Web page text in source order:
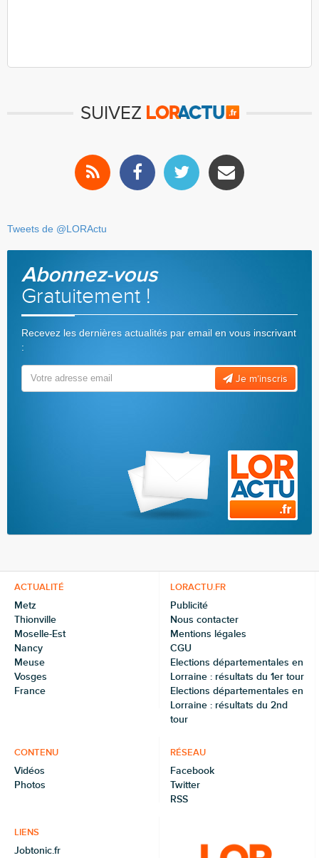
SUIVEZ
Tweets de @LORActu
Abonnez-vous
Gratuitement !
Recevez les dernières actualités par email en vous inscrivant
:
Je m’inscris
ACTUALITÉ
Metz
Thionville
Moselle-Est
Nancy
Meuse
Vosges
France
LORACTU.FR
Publicité
Nous contacter
Mentions légales
CGU
Elections départementales en
Lorraine : résultats du 1er tour
Elections départementales en
Lorraine : résultats du 2nd
tour
CONTENU
Vidéos
Photos
RÉSEAU
Facebook
Twitter
RSS
LIENS
Jobtonic.fr